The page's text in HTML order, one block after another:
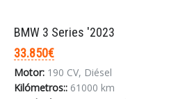
BMW 3 Series '2023
33.850€
Motor: 190 CV, Diésel
Kilómetros:: 61000 km